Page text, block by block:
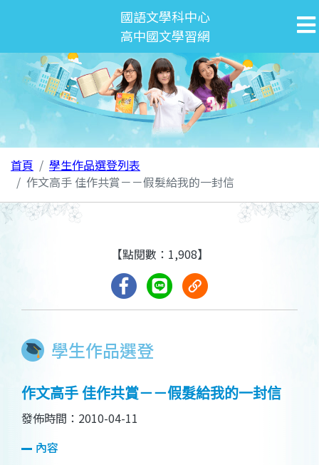
國語文學科中心
高中國文學習網
首頁
學生作品選登列表
作文高手 佳作共賞－－假髮給我的一封信
學生作品選登
【點閱數：1,908】
作文高手 佳作共賞－－假髮給我的一封信
發佈時間：2010-04-11
內容